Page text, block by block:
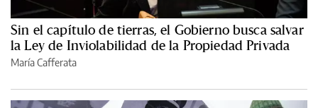
Sin el capítulo de tierras, el Gobierno busca salvar
la Ley de Inviolabilidad de la Propiedad Privada
María Cafferata